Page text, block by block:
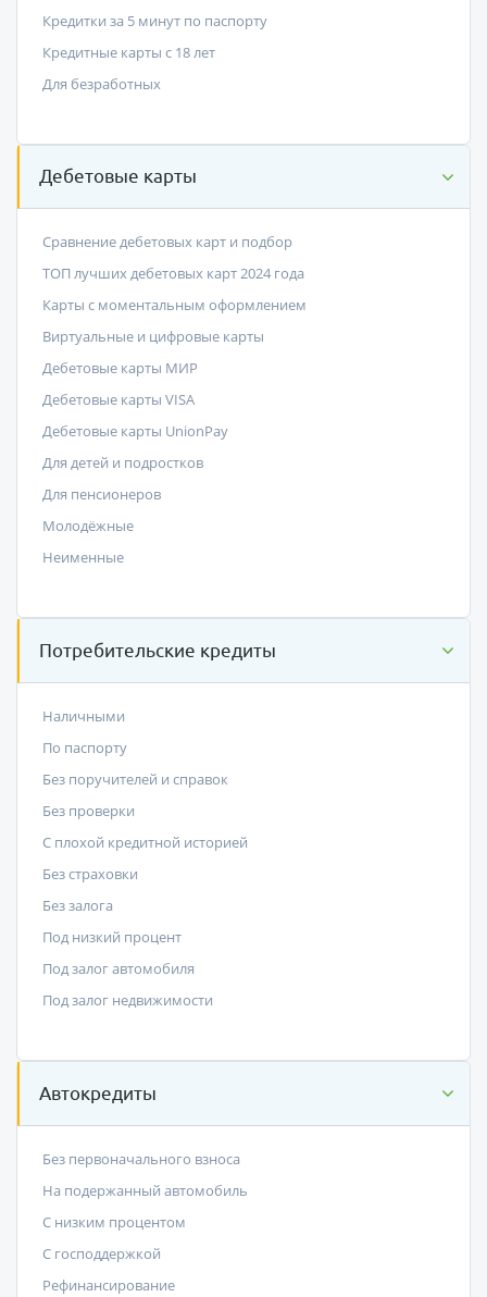
Кредитки за 5 минут по паспорту
Кредитные карты с 18 лет
Для безработных
Дебетовые карты
Сравнение дебетовых карт и подбор
ТОП лучших дебетовых карт 2024 года
Карты с моментальным оформлением
Виртуальные и цифровые карты
Дебетовые карты МИР
Дебетовые карты VISA
Дебетовые карты UnionPay
Для детей и подростков
Для пенсионеров
Молодёжные
Неименные
Потребительские кредиты
Наличными
По паспорту
Без поручителей и справок
Без проверки
С плохой кредитной историей
Без страховки
Без залога
Под низкий процент
Под залог автомобиля
Под залог недвижимости
Автокредиты
Без первоначального взноса
На подержанный автомобиль
С низким процентом
C господдержкой
Рефинансирование